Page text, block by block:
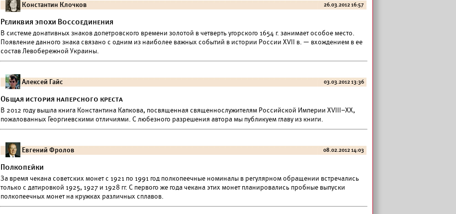
Константин Клочков 26.03.2012 16:57
Реликвия эпохи Воссоединения
В системе донативных знаков допетровского времени золотой в четверть угорского 1654 г. занимает особое место.
Появление данного знака связано с одним из наиболее важных событий в истории России XVII в. — вхождением в ее
состав Левобережной Украины.
Алексей Гайс 03.03.2012 13:36
Общая история наперсного креста
В 2012 году вышла книга Константина Капкова, посвященная священнослужителям Российской Империи XVIII–XX,
пожалованных Георгиевскими отличиями. С любезного разрешения автора мы публикуем главу из книги.
Евгений Фролов 08.02.2012 14:03
Полкопейки
За время чекана советских монет с 1921 по 1991 год полкопеечные номиналы в регулярном обращении встречались
только с датировкой 1925, 1927 и 1928 гг. С первого же года чекана этих монет планировались пробные выпуски
полкопеечных монет на кружках различных сплавов.